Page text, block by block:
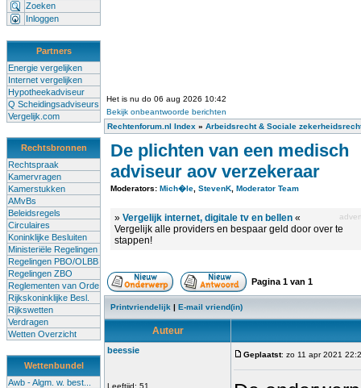
Zoeken
Inloggen
Partners
Energie vergelijken
Internet vergelijken
Hypotheekadviseur
Q Scheidingsadviseurs
Vergelijk.com
Rechtsbronnen
Rechtspraak
Kamervragen
Kamerstukken
AMvBs
Beleidsregels
Circulaires
Koninklijke Besluiten
Ministeriële Regelingen
Regelingen PBO/OLBB
Regelingen ZBO
Reglementen van Orde
Rijkskoninklijke Besl.
Rijkswetten
Verdragen
Wetten Overzicht
Wettenbundel
Awb - Algm. w. best...
Het is nu do 06 aug 2026 10:42
Bekijk onbeantwoorde berichten
Rechtenforum.nl Index » Arbeidsrecht & Sociale
De plichten van een medisch
adviseur aov verzekeraar
Moderators: Mich�le StevenK Moderator Team
» Vergelijk internet, digitale tv en bellen «
Vergelijk alle providers en bespaar geld door over te
stappen!
Pagina 1 van 1
Printvriendelijk | E-mail vriend(in)
Auteur
beessie
Leeftijd: 51
Geplaatst: zo 11 apr 2021